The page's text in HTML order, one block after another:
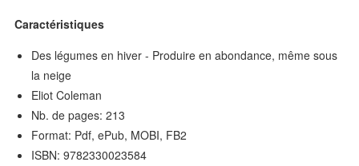
Caractéristiques
Des légumes en hiver - Produire en abondance, même sous
la neige
Eliot Coleman
Nb. de pages: 213
Format: Pdf, ePub, MOBI, FB2
ISBN: 9782330023584